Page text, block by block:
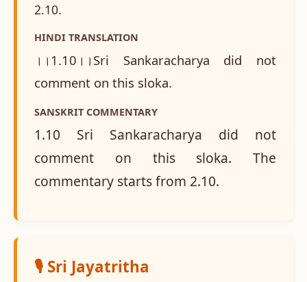
2.10.
HINDI TRANSLATION
।।1.10।।Sri Sankaracharya did not
comment on this sloka.
SANSKRIT COMMENTARY
1.10 Sri Sankaracharya did not
comment on this sloka. The
commentary starts from 2.10.
🎙️ Sri Jayatritha